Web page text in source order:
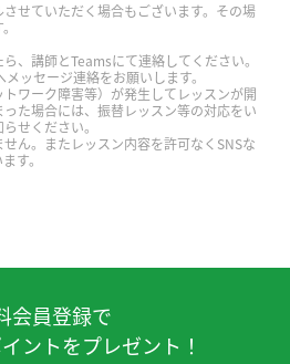
下节课再见。 ( 50代 男性 )
一些，跑步速度也恢复了一
课再见！ ( 50代 男性 )
来都很好吃。而且传统的。
性 )
せていただく場合もございます。その場
、講師とTeamsにて連絡してください。
ッセージ連絡をお願いします。
ワーク障害等）が発生してレッスンが開
た場合には、振替レッスン等の対応をい
せください。
ん。またレッスン内容を許可なくSNSな
す。
会員登録で
ントをプレゼント！